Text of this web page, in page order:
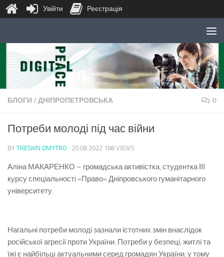
Skip to content
БЛОГИ /ДНІПРОПЕТРОВСЬКА 0
Потреби молоді під час війни
BY TRESKIN DMYTRO · 20.08.2022 188 VIEWS
Аліна МАКАРЕНКО – громадська активістка, студентка ІІІ
курсу спеціальності «Право» Дніпровського гуманітарного
університету.
Нагальні потреби молоді зазнали істотних змін внаслідок
російської агресії проти України. Потреби у безпеці, житлі та
їжі є найбільш актуальними серед громадян України, у тому
Увійти Реєстрація